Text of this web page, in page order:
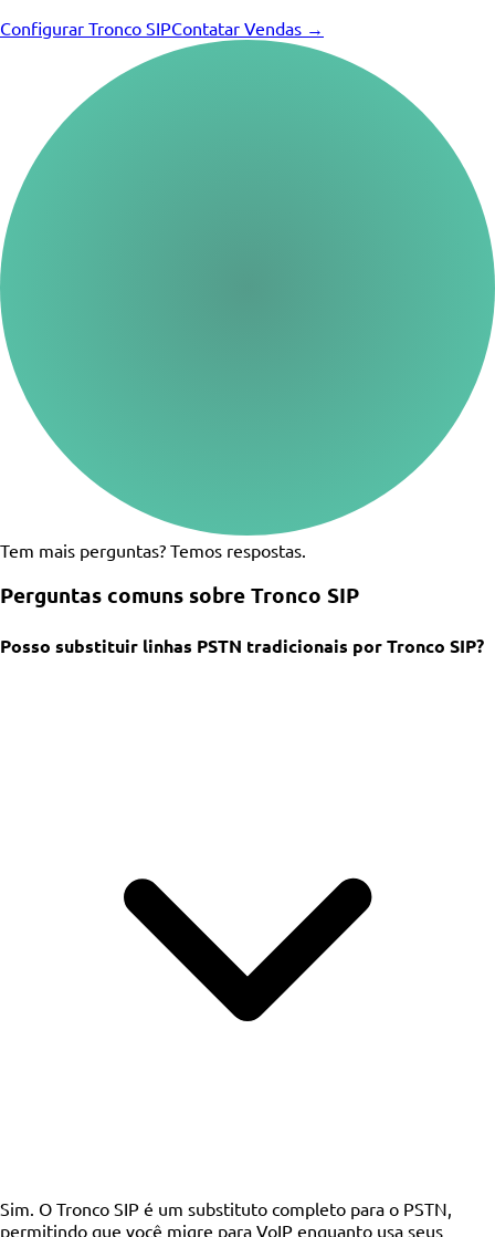
Configurar Tronco SIPContatar Vendas →
Tem mais perguntas? Temos respostas.
Perguntas comuns sobre Tronco SIP
Posso substituir linhas PSTN tradicionais por Tronco SIP?
Sim. O Tronco SIP é um substituto completo para o PSTN,
permitindo que você migre para VoIP enquanto usa seus